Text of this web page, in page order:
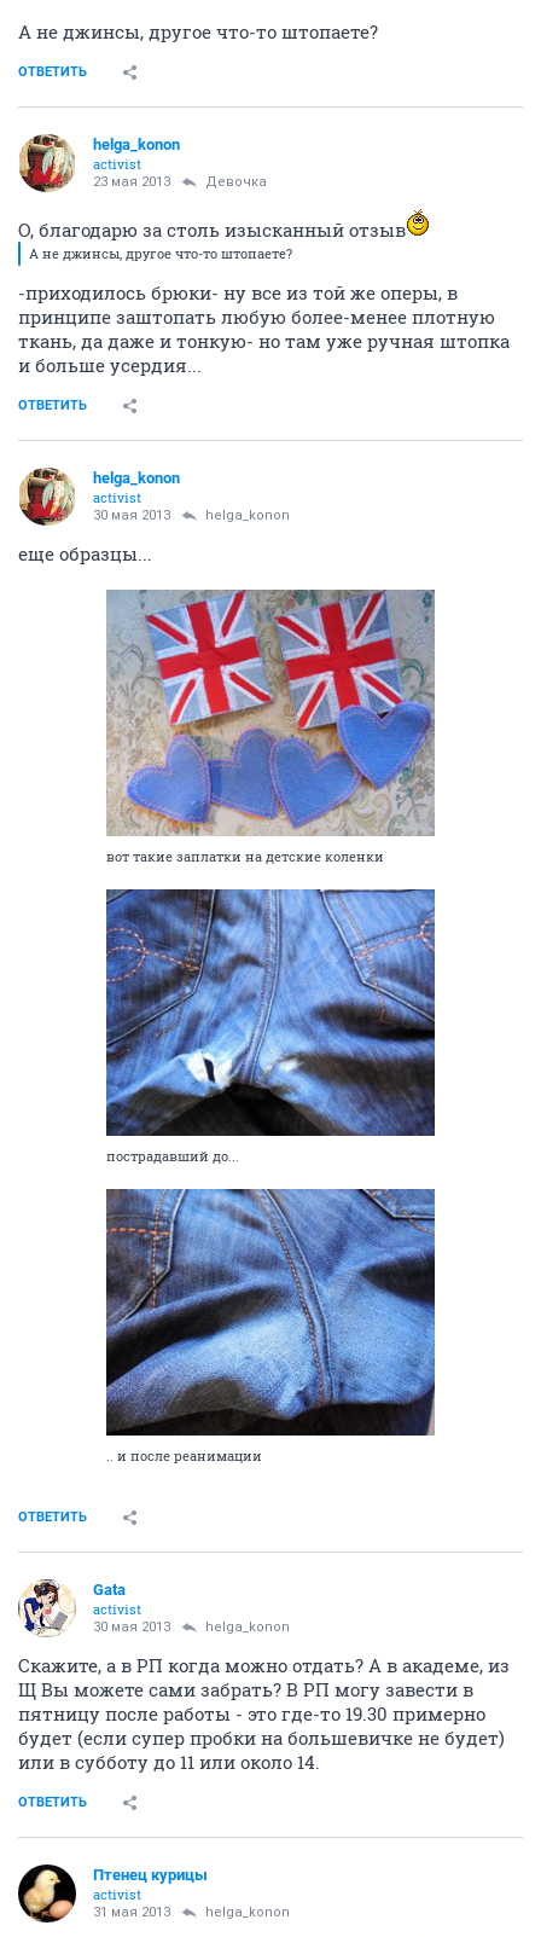
А не джинсы, другое что-то штопаете?
ОТВЕТИТЬ
helga_konon
activist
23 мая 2013 Девочка
О, благодарю за столь изысканный отзыв
А не джинсы, другое что-то штопаете?
-приходилось брюки- ну все из той же оперы, в
принципе заштопать любую более-менее плотную
ткань, да даже и тонкую- но там уже ручная штопка
и больше усердия...
ОТВЕТИТЬ
helga_konon
activist
30 мая 2013 helga_konon
еще образцы...
вот такие заплатки на детские коленки
пострадавший до...
.. и после реанимации
ОТВЕТИТЬ
Gata
activist
30 мая 2013 helga_konon
Скажите, а в РП когда можно отдать? А в академе, из
Щ Вы можете сами забрать? В РП могу завести в
пятницу после работы - это где-то 19.30 примерно
будет (если супер пробки на большевичке не будет)
или в субботу до 11 или около 14.
ОТВЕТИТЬ
Птенец курицы
activist
31 мая 2013 helga_konon